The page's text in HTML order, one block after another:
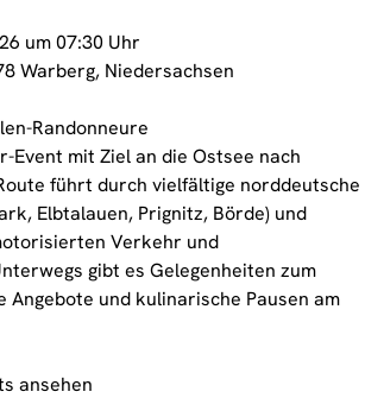
um 07:30 Uhr
Warberg, Niedersachsen
Randonneure
Event mit Ziel an die Ostsee nach
führt durch vielfältige norddeutsche
Elbtalauen, Prignitz, Börde) und
Verkehr und
gibt es Gelegenheiten zum
und kulinarische Pausen am
ansehen